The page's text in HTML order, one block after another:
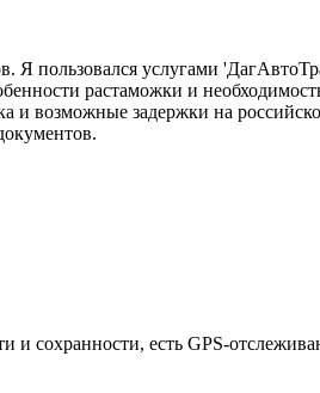
Я пользовался услугами
растаможки и
и возможные задержки на
и сохранности, есть GPS-